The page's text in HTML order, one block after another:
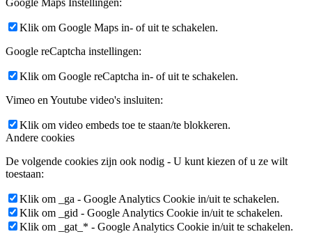
Google Maps Instellingen:
Klik om Google Maps in- of uit te schakelen.
Google reCaptcha instellingen:
Klik om Google reCaptcha in- of uit te schakelen.
Vimeo en Youtube video's insluiten:
Klik om video embeds toe te staan/te blokkeren.
Andere cookies
De volgende cookies zijn ook nodig - U kunt kiezen of u ze wilt
toestaan:
Klik om _ga - Google Analytics Cookie in/uit te schakelen.
Klik om _gid - Google Analytics Cookie in/uit te schakelen.
Klik om _gat_* - Google Analytics Cookie in/uit te schakelen.